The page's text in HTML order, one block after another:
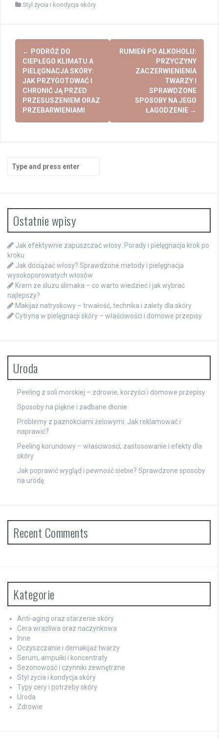
Styl życia i kondycja skóry
Post
navigation
← PODRÓŻ DO
CIEPŁEGO KLIMATU A
PIELĘGNACJA SKÓRY:
JAK PRZYGOTOWAĆ I
CHRONIĆ JĄ PRZED
PRZESUSZENIEM ORAZ
PRZEBARWIENIAMI
RUMIEŃ PO ALKOHOLU:
PRZYCZYNY
ZACZERWIENIENIA
TWARZY I
SPRAWDZONE
SPOSOBY NA JEGO
ŁAGODZENIE →
for:
Ostatnie wpisy
Jak efektywnie zapuszczać włosy: Porady i pielęgnacja krok po
kroku
Jak dociążać włosy? Sprawdzone metody i pielęgnacja
wysokoporowatych włosów
Krem ze śluzu ślimaka – co warto wiedzieć i jak wybrać
najlepszy?
Makijaż natryskowy – trwałość, technika i zalety dla skóry
Cytryna w pielęgnacji skóry – właściwości i domowe przepisy
Uroda
Peeling z soli morskiej – zdrowie, korzyści i domowe przepisy
Sposoby na piękne i zadbane dłonie
Problemy z paznokciami żelowymi: Jak reklamować i
naprawić?
Peeling korundowy – właściwości, zastosowanie i efekty dla
skóry
Jak poprawić wygląd i pewność siebie? Sprawdzone sposoby
na urodę
Recent Comments
Kategorie
Anti-aging oraz starzenie skóry
Cera wrażliwa oraz naczynkowa
Inne
Oczyszczanie i demakijaż twarzy
Serum, ampułki i koncentraty
Sezonowość i czynniki zewnętrzne
Styl życia i kondycja skóry
Typy cery i potrzeby skóry
Uroda
Zdrowie